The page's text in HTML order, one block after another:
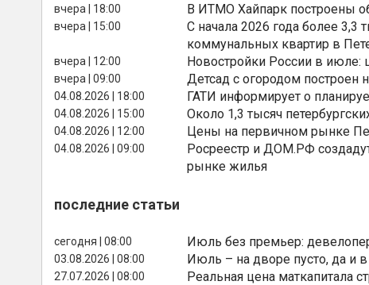
вчера | 18:00 В ИТМО Хайпарк построены
вчера | 15:00
С начала 2026 года более
коммунальных квартир в
вчера | 12:00 Новостройки России в
вчера | 09:00 Детсад с огородом
04.08.2026 | 18:00 ГАТИ информирует о
04.08.2026 | 15:00 Около 1,3 тысяч
04.08.2026 | 12:00 Цены на первичном рынке
04.08.2026 | 09:00
Росреестр и ДОМ.РФ
рынке жилья
последние статьи
сегодня | 08:00 Июль без премьер:
03.08.2026 | 08:00 Июль – на дворе пусто, да и в
27.07.2026 | 08:00 Реальная цена маткапитала